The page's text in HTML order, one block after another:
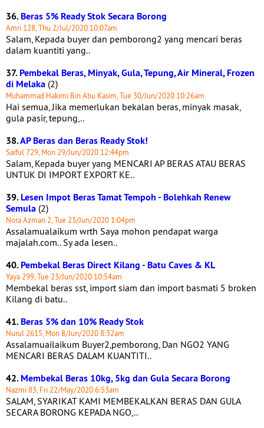
36.Beras 5% Ready Stok Secara Borong
Amri 128, Thu 2/Jul/2020 10:07am
Salam, Kepada buyer dan pemborong2 yang mencari beras
dalam kuantiti yang..
37.Pembekal Beras, Minyak, Gula, Tepung, Air Mineral, Frozen
di Melaka (2)
Muhammad Hakimi Bin Abu Kasim, Tue 30/Jun/2020 10:26am
Hai semua, Jika memerlukan bekalan beras, minyak masak,
gula pasir, tepung,..
38.AP Beras dan Beras Ready Stok!
Saiful 729, Mon 29/Jun/2020 12:44pm
Salam, Kepada buyer yang MENCARI AP BERAS ATAU BERAS
UNTUK DI IMPORT EXPORT KE..
39.Lesen Impot Beras Tamat Tempoh - Bolehkah Renew
Semula (2)
Nora Azman 2, Tue 23/Jun/2020 1:04pm
Assalamualaikum wrth Saya mohon pendapat warga
majalah.com.. Sy ada lesen..
40.Pembekal Beras Direct Kilang - Batu Caves & KL
Yaya 299, Tue 23/Jun/2020 10:54am
Membekal beras sst, import siam dan import basmati 5 broken
Kilang di batu..
41.Beras 5% dan 10% Ready Stok
Nurul 2615, Mon 8/Jun/2020 8:32am
Assalamuailaikum Buyer2,pemborong, Dan NGO2 YANG
MENCARI BERAS DALAM KUANTITI..
42.Membekal Beras 10kg, 5kg dan Gula Secara Borong
Nazmi 83, Fri 22/May/2020 6:53am
SALAM, SYARIKAT KAMI MEMBEKALKAN BERAS DAN GULA
SECARA BORONG KEPADA NGO,..